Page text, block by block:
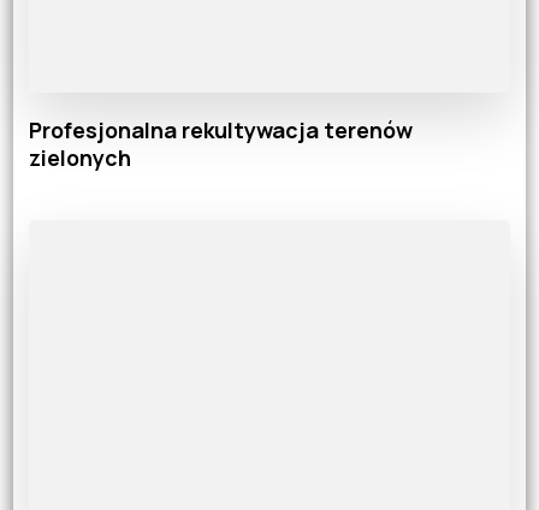
Profesjonalna rekultywacja terenów
zielonych